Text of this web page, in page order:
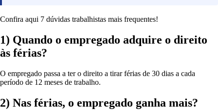
Confira aqui 7 dúvidas trabalhistas mais frequentes!
1) Quando o empregado adquire o direito
às férias?
O empregado passa a ter o direito a tirar férias de 30 dias a cada
período de 12 meses de trabalho.
2) Nas férias, o empregado ganha mais?